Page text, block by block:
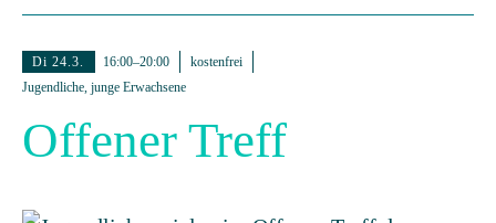
Di 24.3. 16:00–20:00
kostenfrei
Jugendliche, junge Erwachsene
Offener Treff